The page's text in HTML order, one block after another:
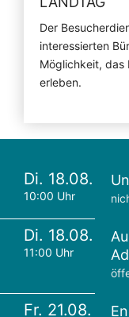
Der
interessierten
Möglichkeit, das
erleben.
Di. 18.08.
10:00 Uhr
Di. 18.08.
11:00 Uhr
Fr. 21.08.